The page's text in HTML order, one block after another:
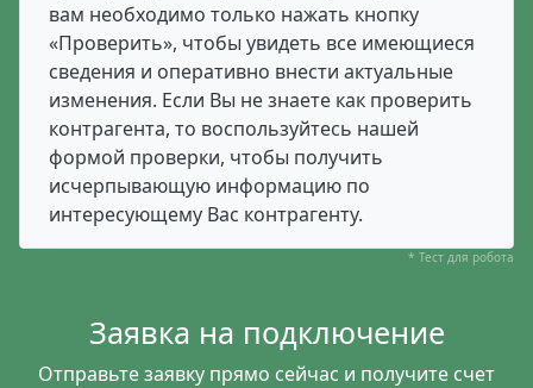
вам необходимо только нажать кнопку
«Проверить», чтобы увидеть все имеющиеся
сведения и оперативно внести актуальные
изменения. Если Вы не знаете как проверить
контрагента, то воспользуйтесь нашей
формой проверки, чтобы получить
исчерпывающую информацию по
интересующему Вас контрагенту.
* Тест для робота
Заявка на подключение
Отправьте заявку прямо сейчас и получите счет